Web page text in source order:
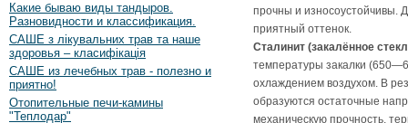
Какие бываю виды тандыров.
Разновидности и классификация.
САШЕ з лікувальних трав та наше
здоровья – класифікація
САШЕ из лечебных трав - полезно и
приятно!
Отопительные печи-камины
"Теплодар"
прочны и износоустойчивы.
приятный оттенок.
Сталинит (закалённое
температуры закалки
охлаждением воздухом. В
образуются остаточные
механическую прочность,